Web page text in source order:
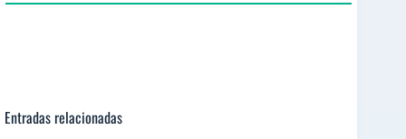
Entradas relacionadas